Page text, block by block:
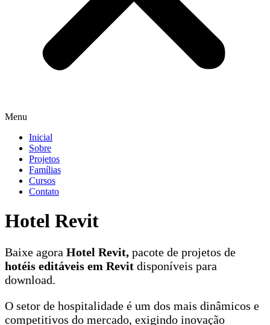
Menu
Inicial
Sobre
Projetos
Famílias
Cursos
Contato
Hotel Revit
Baixe agora Hotel Revit, pacote de projetos de
hotéis editáveis em Revit disponíveis para
download.
O setor de hospitalidade é um dos mais dinâmicos e
competitivos do mercado, exigindo inovação